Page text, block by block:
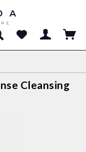
Cleansing